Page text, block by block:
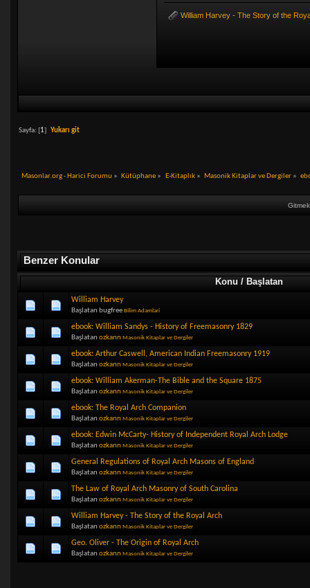
William Harvey - The Story of the
Sayfa: [1] Yukarı git
Masonlar.org - Harici Forumu » Kütüphane » E-Kitaplık» Masonik Kitaplar ve Dergiler»
Benzer Konular
Konu / Başlatan
William Harvey
Başlatan bugfree Bilim Adamlari
ebook: William Sandys - History of Freemasonry 1829
Başlatan ozkann Masonik Kitaplar ve Dergiler
ebook: Arthur Caswell, American Indian Freemasonry 1919
Başlatan ozkann Masonik Kitaplar ve Dergiler
ebook: William Akerman-The Bible and the Square 1875
Başlatan ozkann Masonik Kitaplar ve Dergiler
ebook: The Royal Arch Companion
Başlatan ozkann Masonik Kitaplar ve Dergiler
ebook: Edwin McCarty- History of Independent Royal Arch Lodge
Başlatan ozkann Masonik Kitaplar ve Dergiler
General Regulations of Royal Arch Masons of England
Başlatan ozkann Masonik Kitaplar ve Dergiler
The Law of Royal Arch Masonry of South Carolina
Başlatan ozkann Masonik Kitaplar ve Dergiler
William Harvey - The Story of the Royal Arch
Başlatan ozkann Masonik Kitaplar ve Dergiler
Geo. Oliver - The Origin of Royal Arch
Başlatan ozkann Masonik Kitaplar ve Dergiler